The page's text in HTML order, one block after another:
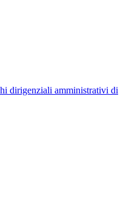
dirigenziali amministrativi di